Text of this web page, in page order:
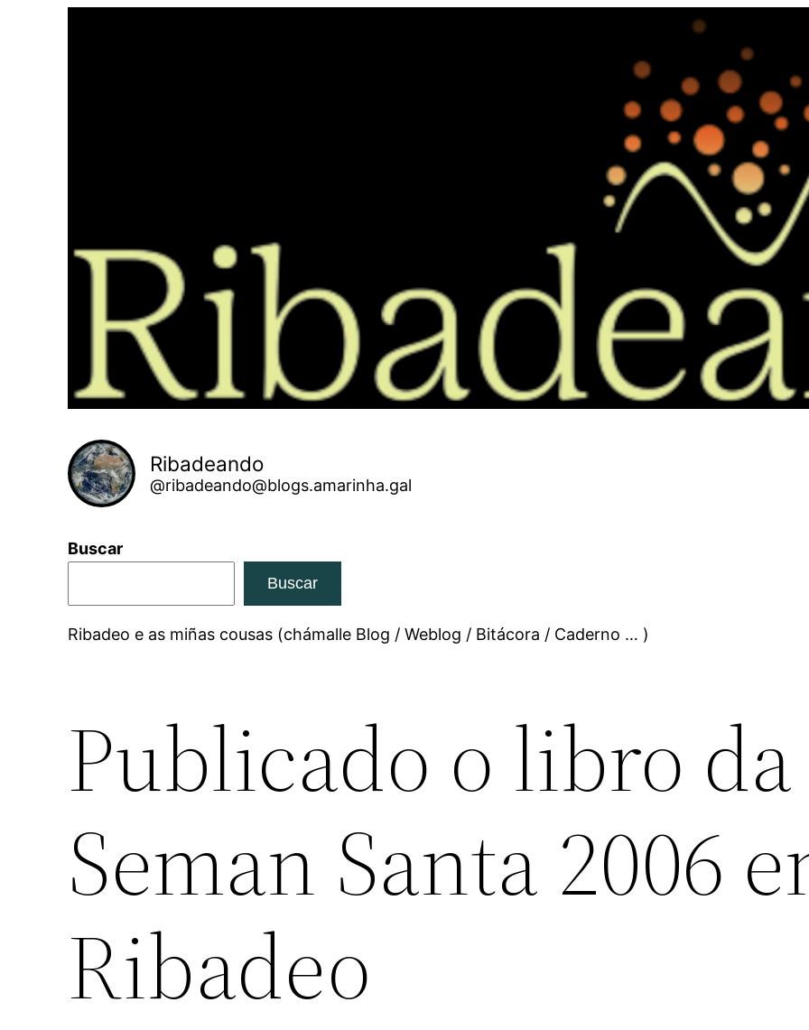
Ribadeando
@ribadeando@blogs.amarinha.gal
Buscar
Buscar
Ribadeo e as miñas cousas (chámalle Blog / Weblog / Bitácora / Caderno … )
Publicado o libro da
Seman Santa 2006
Ribadeo